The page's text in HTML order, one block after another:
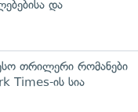
და
თრილერი რომანები
Times-ის სია